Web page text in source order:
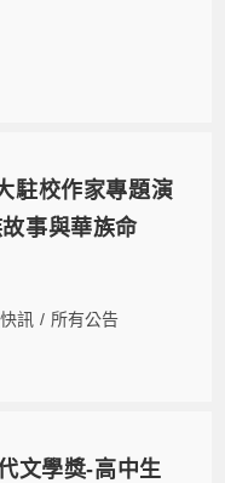
駐校作家專題演
事與華族命
訊 / 所有公告
文學獎-高中生